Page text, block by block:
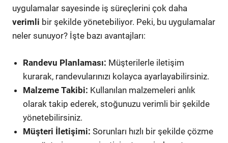
uygulamalar sayesinde iş süreçlerini çok daha
verimli bir şekilde yönetebiliyor. Peki, bu uygulamalar
neler sunuyor? İşte bazı avantajları:
Randevu Planlaması: Müşterilerle iletişim
kurarak, randevularınızı kolayca ayarlayabilirsiniz.
Malzeme Takibi: Kullanılan malzemeleri anlık
olarak takip ederek, stoğunuzu verimli bir şekilde
yönetebilirsiniz.
Müşteri İletişimi: Sorunları hızlı bir şekilde çözme